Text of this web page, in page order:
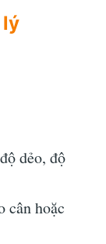
lý
dẻo, độ
cân hoặc